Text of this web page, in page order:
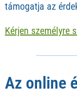
támogatja az
Kérjen személyre
Az online